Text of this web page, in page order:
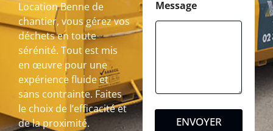
Location Benne de
chantier, vous gérez vos
déchets en toute
sérénité. Tout est mis
en œuvre pour une
expérience fluide et
sans contrainte. Faites
le choix de l’efficacité et
de la proximité.
Message
ENVOYER